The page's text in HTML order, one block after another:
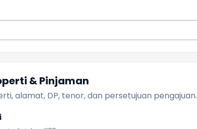
& Pinjaman
alamat, DP, tenor, dan persetujuan pengajuan.